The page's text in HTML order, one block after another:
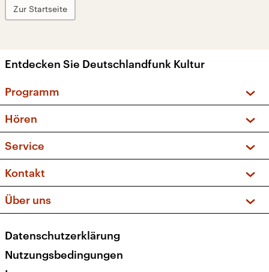
Zur Startseite
Entdecken Sie Deutschlandfunk Kultur
Programm
Sendungen und Podcasts
Musikliste
Kakadu – Das Kinderprogramm
Hören
Frequenzen (UKW + DAB+)
Service
FAQ
Apps
Newsletter
Veranstaltungen
Kontakt
Social Media
Über uns
Presse
Karriere
Datenschutzerklärung
Nutzungsbedingungen